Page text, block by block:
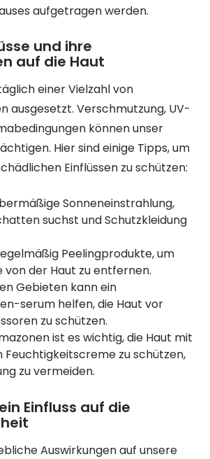
aufgetragen werden.
und ihre
auf die Haut
einer Vielzahl von
ausgesetzt. Verschmutzung, UV-
können unser
Hier sind einige Tipps, um
Einflüssen zu schützen:
Sonneneinstrahlung,
suchst und Schutzkleidung
Peelingprodukte, um
von der Haut zu entfernen.
Gebieten kann ein
serum helfen, die Haut vor
zu schützen.
ist es wichtig, die Haut mit
Feuchtigkeitscreme zu schützen,
zu vermeiden.
Einfluss auf die
Auswirkungen auf unsere